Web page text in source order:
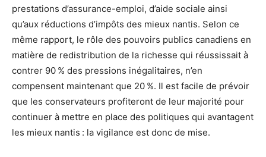
prestations d’assurance-emploi, d’aide sociale ainsi
qu’aux réductions d’impôts des mieux nantis. Selon ce
même rapport, le rôle des pouvoirs publics canadiens en
matière de redistribution de la richesse qui réussissait à
contrer 90 % des pressions inégalitaires, n’en
compensent maintenant que 20 %. Il est facile de prévoir
que les conservateurs profiteront de leur majorité pour
continuer à mettre en place des politiques qui avantagent
les mieux nantis : la vigilance est donc de mise.